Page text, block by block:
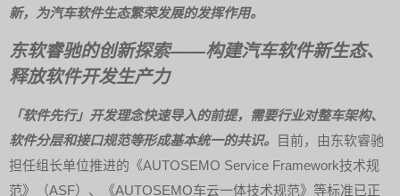
新，为汽车软件生态繁荣发展的发挥作用。
东软睿驰的创新探索——构建汽车软件新生态、
释放软件开发生产力
「软件先行」开发理念快速导入的前提，需要行业对整车架构、
软件分层和接口规范等形成基本统一的共识。
目前，由东软睿驰
担任组长单位推进的《AUTOSEMO Service Framework技术规
范》（ASF）、《AUTOSEMO车云一体技术规范》等标准已正